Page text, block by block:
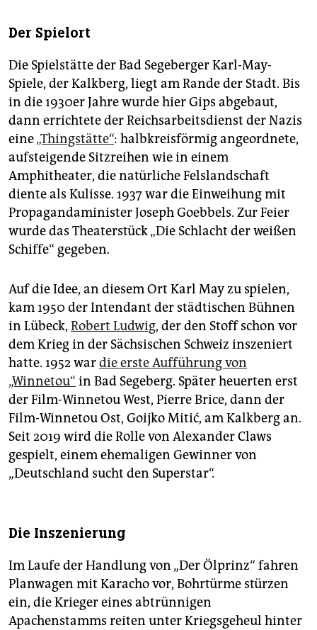
Der Spielort
Die Spielstätte der Bad Segeberger Karl-May-
Spiele, der Kalkberg, liegt am Rande der Stadt. Bis
in die 1930er Jahre wurde hier Gips abgebaut,
dann errichtete der Reichsarbeitsdienst der Nazis
eine„Thingstätte“: halbkreisförmig angeordnete,
aufsteigende Sitzreihen wie in einem
Amphitheater, die natürliche Felslandschaft
diente als Kulisse. 1937 war die Einweihung mit
Propagandaminister Joseph Goebbels. Zur Feier
wurde das Theaterstück „Die Schlacht der weißen
Schiffe“ gegeben.
Auf die Idee, an diesem Ort Karl May zu spielen,
kam 1950 der Intendant der städtischen Bühnen
in Lübeck, Robert Ludwig, der den Stoff schon vor
dem Krieg in der Sächsischen Schweiz inszeniert
hatte. 1952 wardie erste Aufführung von
„Winnetou“ in Bad Segeberg. Später heuerten erst
der Film-Winnetou West, Pierre Brice, dann der
Film-Winnetou Ost, Goijko Mitić, am Kalkberg an.
Seit 2019 wird die Rolle von Alexander Claws
gespielt, einem ehemaligen Gewinner von
„Deutschland sucht den Superstar“.
Die Inszenierung
Im Laufe der Handlung von „Der Ölprinz“ fahren
Planwagen mit Karacho vor, Bohrtürme stürzen
ein, die Krieger eines abtrünnigen
Apachenstamms reiten unter Kriegsgeheul hinter